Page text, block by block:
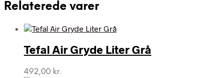
Relaterede varer
Tefal Air Gryde Liter Grå
492,00 kr.